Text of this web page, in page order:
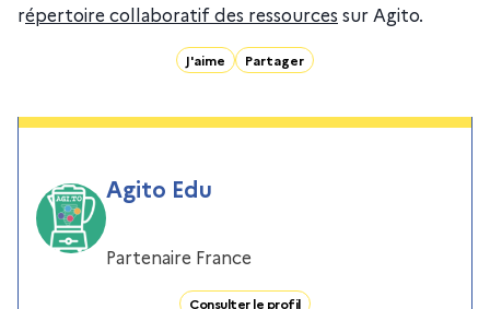
répertoire collaboratif des ressources sur Agito.
J'aime Partager
Agito Edu
Partenaire France
Consulter le profil